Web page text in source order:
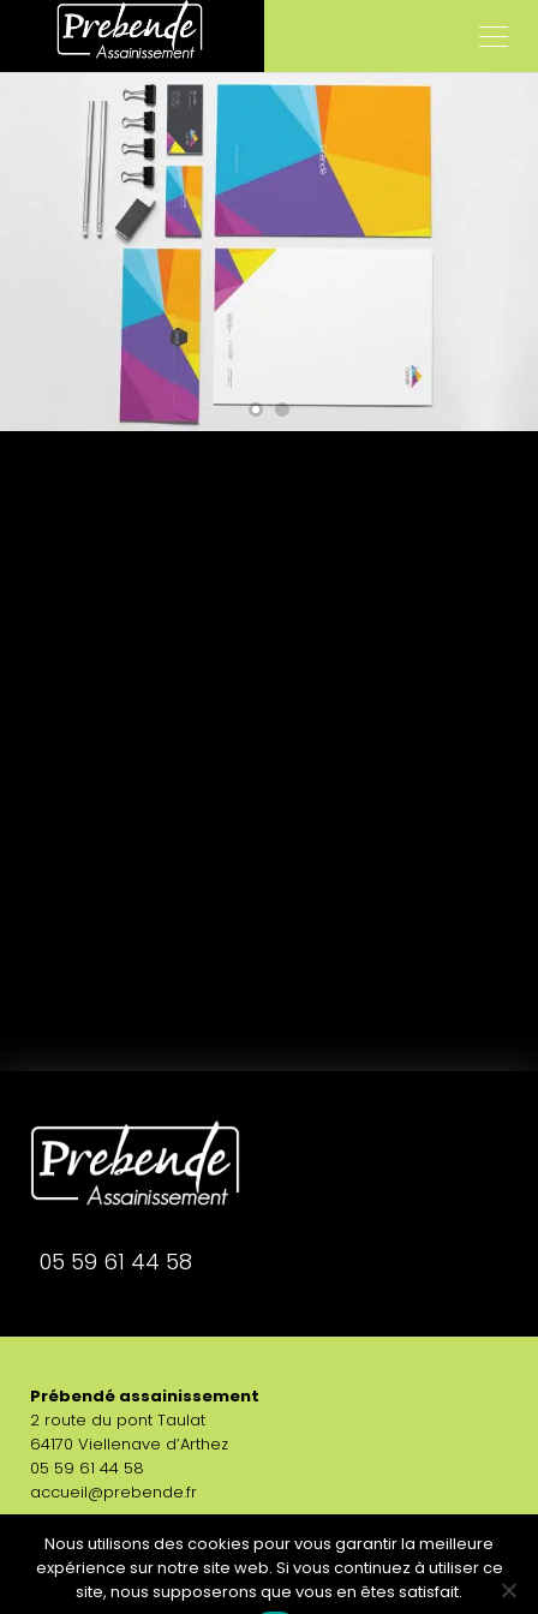
05 59 61 44 58
Prébendé assainissement
2 route du pont Taulat
64170 Viellenave d’Arthez
05 59 61 44 58
accueil@prebende.fr
Nous utilisons des cookies pour vous garantir la meilleure
expérience sur notre site web. Si vous continuez à utiliser ce
site, nous supposerons que vous en êtes satisfait.